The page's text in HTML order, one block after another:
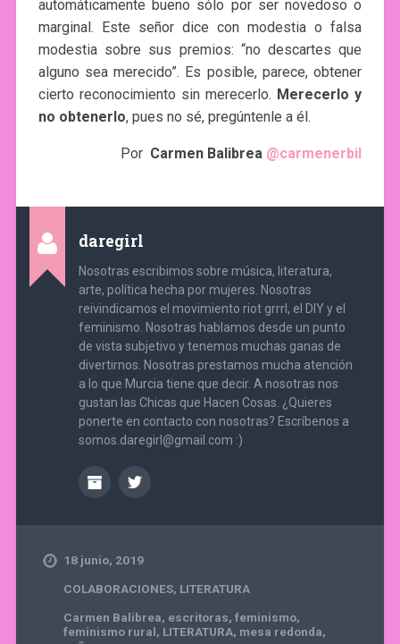
automáticamente bueno sólo por ser novedoso o
marginal. Este señor dice con modestia o falsa
modestia sobre sus premios: “no descartes que
alguno sea merecido”. Es posible, parece, obtener
cierto reconocimiento sin merecerlo. Merecerlo y
no obtenerlo, pues no sé, pregúntenle a él.
Por Carmen Balibrea @carmenerbil
daregirl
Nosotras escribimos sobre música, literatura,
arte, política hecha por mujeres. Nosotras
reivindicamos el movimiento riot grrrl, el DIY y el
feminismo. Nosotras hablamos desde un punto
de vista subjetivo y tenemos muchas ganas de
divertirnos. Nosotras prestamos mucha atención
a lo que Murcia tiene que decir. A nosotras nos
gustan las Chicas que Hacen Cosas. ¿Quieres
ponerte en contacto con nosotras? Escríbenos a
somos.daregirl@gmail.com :)
18 junio, 2019
COLABORACIONES, LITERATURA
Carmen Balibrea, escritoras, feminismo,
feminismo rural, LITERATURA, mesa redonda,